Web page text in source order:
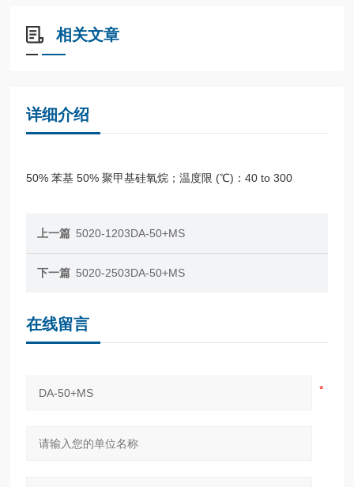
相关文章
详细介绍
50% 苯基 50% 聚甲基硅氧烷；温度限 (℃)：40 to 300
上一篇 5020-1203DA-50+MS
下一篇 5020-2503DA-50+MS
在线留言